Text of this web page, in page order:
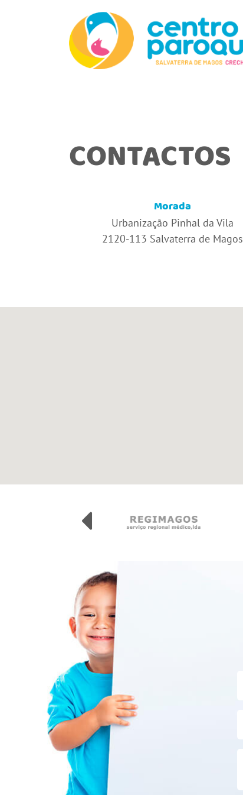
CONTACTOS
Morada
Urbanização Pinhal da Vila
2120-113 Salvaterra de Magos